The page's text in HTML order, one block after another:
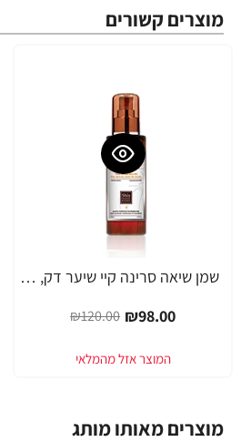
מוצרים קשורים
-18%
שמן שיאה סרינה קיי שיער דק, יבש, דליל וחלש Volume Lift - מבית Saryna Key
₪98.00
₪120.00
מוצרים מאותו מותג